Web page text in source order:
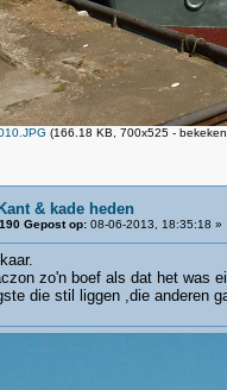
(166.18 KB, 700x525 -
& kade heden
Gepost op: 08-06-2013, 18:35:18 »
zo'n boef als dat het was
die stil liggen ,die anderen